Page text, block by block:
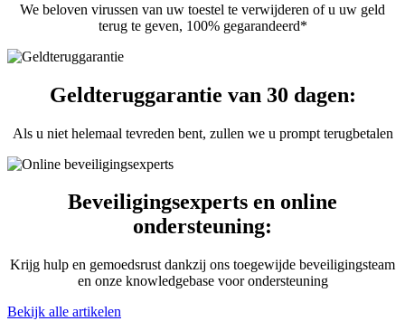
We beloven virussen van uw toestel te verwijderen of u uw geld
terug te geven, 100% gegarandeerd*
Geldteruggarantie van 30 dagen:
Als u niet helemaal tevreden bent, zullen we u prompt terugbetalen
Beveiligingsexperts en online
ondersteuning:
Krijg hulp en gemoedsrust dankzij ons toegewijde beveiligingsteam
en onze knowledgebase voor ondersteuning
Bekijk alle artikelen